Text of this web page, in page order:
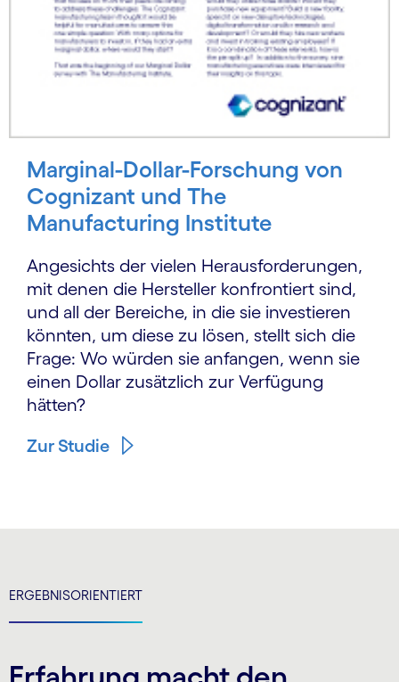
Marginal-Dollar-Forschung von
Cognizant und The
Manufacturing Institute
Angesichts der vielen Heraus­for­derungen,
mit denen die Hersteller konfrontiert sind,
und all der Bereiche, in die sie investieren
könnten, um diese zu lösen, stellt sich die
Frage: Wo würden sie anfangen, wenn sie
einen Dollar zusätzlich zur Verfügung
hätten?
Zur Studie
ERGEBNISORIENTIERT